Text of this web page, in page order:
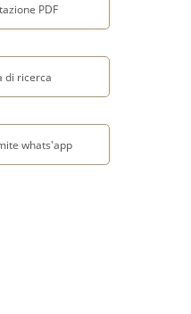
PDF
di ricerca
whats'app